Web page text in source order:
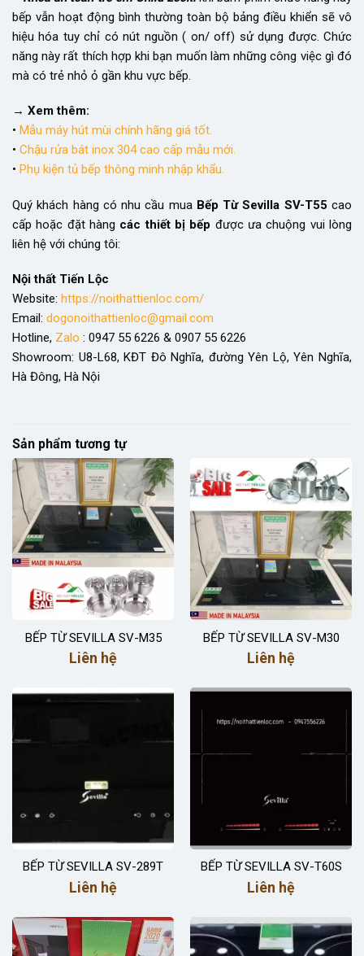
bếp vẫn hoạt động bình thường toàn bộ bảng điều khiển sẽ vô
hiệu hóa tuy chỉ có nút nguồn ( on/ off) sử dụng được. Chức
năng này rất thích hợp khi bạn muốn làm những công việc gì đó
mà có trẻ nhỏ ỏ gần khu vực bếp.
→ Xem thêm:
• Mẫu máy hút mùi chính hãng giá tốt.
• Chậu rửa bát inox 304 cao cấp mẫu mới.
• Phụ kiện tủ bếp thông minh nhập khẩu.
Quý khách hàng có nhu cầu mua Bếp Từ Sevilla SV-T55 cao
cấp hoặc đặt hàng các thiết bị bếp được ưa chuộng vui lòng
liên hệ với chúng tôi:
Nội thất Tiến Lộc
Website: https://noithattienloc.com/
Email: dogonoithattienloc@gmail.com
Hotline, Zalo : 0947 55 6226 & 0907 55 6226
Showroom: U8-L68, KĐT Đô Nghĩa, đường Yên Lộ, Yên Nghĩa,
Hà Đông, Hà Nội
Sản phẩm tương tự
BẾP TỪ SEVILLA SV-M35
Liên hệ
BẾP TỪ SEVILLA SV-M30
Liên hệ
BẾP TỪ SEVILLA SV-289T
Liên hệ
BẾP TỪ SEVILLA SV-T60S
Liên hệ